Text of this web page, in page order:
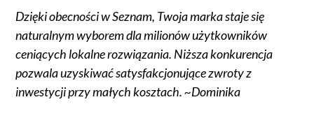
Dzięki obecności w Seznam, Twoja marka staje się
naturalnym wyborem dla milionów użytkowników
ceniących lokalne rozwiązania. Niższa konkurencja
pozwala uzyskiwać satysfakcjonujące zwroty z
inwestycji przy małych kosztach. ~Dominika